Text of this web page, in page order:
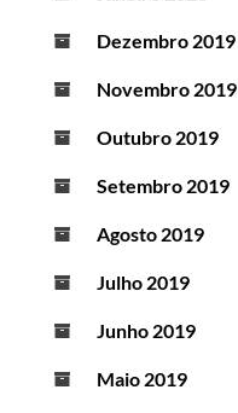
Dezembro 2019
Novembro 2019
Outubro 2019
Setembro 2019
Agosto 2019
Julho 2019
Junho 2019
Maio 2019